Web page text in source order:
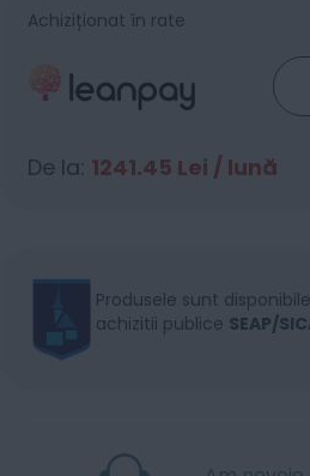
Achiziționat în rate
De la: 1241.45 Lei / lună
Produsele sunt
achizitii publice SEAP/